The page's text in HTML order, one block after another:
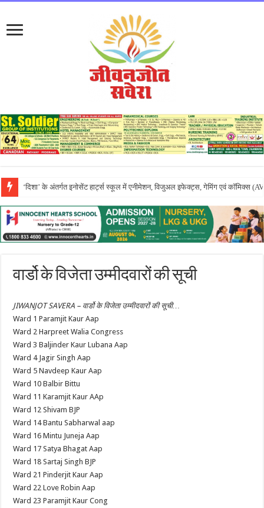
एपीजे रिदम्स किंडरवर्ल्ड में धूमधाम से मनाया गया तीयां दा मेला
वार्डो के विजेता उम्मीदवारों की सूची
JIWANJOT SAVERA – वार्डो के विजेता उम्मीदवारों की सूची…
Ward 1 Paramjit Kaur Aap
Ward 2 Harpreet Walia Congress
Ward 3 Baljinder Kaur Lubana Aap
Ward 4 Jagir Singh Aap
Ward 5 Navdeep Kaur Aap
Ward 10 Balbir Bittu
Ward 11 Karamjit Kaur AAp
Ward 12 Shivam BJP
Ward 14 Bantu Sabharwal aap
Ward 16 Mintu Juneja Aap
Ward 17 Satya Bhagat Aap
Ward 18 Sartaj Singh BJP
Ward 21 Pinderjit Kaur Aap
Ward 22 Love Robin Aap
Ward 23 Paramjit Kaur Cong